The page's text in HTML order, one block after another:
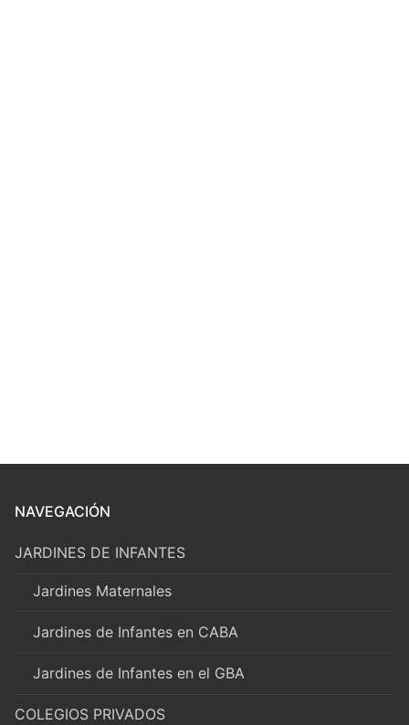
NAVEGACIÓN
JARDINES DE INFANTES
Jardines Maternales
Jardines de Infantes en CABA
Jardines de Infantes en el GBA
COLEGIOS PRIVADOS